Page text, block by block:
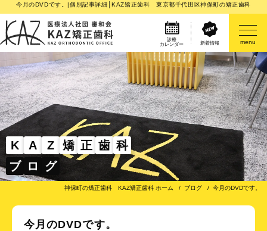
今月のDVDです。|個別記事詳細│KAZ矯正歯科 東京都千代田区神保町の矯正歯科
診療
カレンダー
新着情報 menu
K A Z 矯 正 歯 科
ブ ロ グ
神保町の矯正歯科 KAZ矯正歯科 ホーム ブログ 今月のDVDです。
今月のDVDです。
医院案内
矯正歯科治療のご案内
矯正装置のご紹介
その他